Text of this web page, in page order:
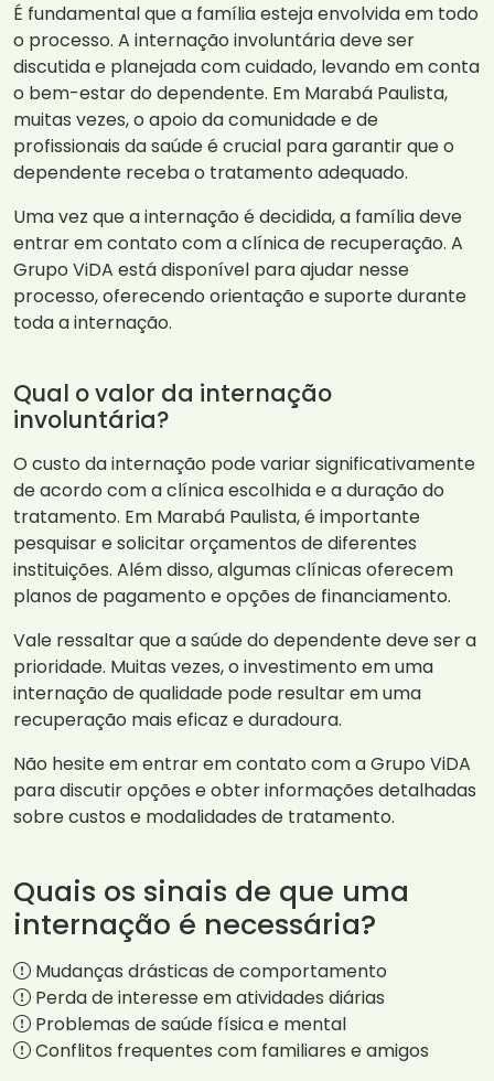
É fundamental que a família esteja envolvida em todo
o processo. A internação involuntária deve ser
discutida e planejada com cuidado, levando em conta
o bem-estar do dependente. Em Marabá Paulista,
muitas vezes, o apoio da comunidade e de
profissionais da saúde é crucial para garantir que o
dependente receba o tratamento adequado.
Uma vez que a internação é decidida, a família deve
entrar em contato com a clínica de recuperação. A
Grupo ViDA está disponível para ajudar nesse
processo, oferecendo orientação e suporte durante
toda a internação.
Qual o valor da internação
involuntária?
O custo da internação pode variar significativamente
de acordo com a clínica escolhida e a duração do
tratamento. Em Marabá Paulista, é importante
pesquisar e solicitar orçamentos de diferentes
instituições. Além disso, algumas clínicas oferecem
planos de pagamento e opções de financiamento.
Vale ressaltar que a saúde do dependente deve ser a
prioridade. Muitas vezes, o investimento em uma
internação de qualidade pode resultar em uma
recuperação mais eficaz e duradoura.
Não hesite em entrar em contato com a Grupo ViDA
para discutir opções e obter informações detalhadas
sobre custos e modalidades de tratamento.
Quais os sinais de que uma
internação é necessária?
Mudanças drásticas de comportamento
Perda de interesse em atividades diárias
Problemas de saúde física e mental
Conflitos frequentes com familiares e amigos